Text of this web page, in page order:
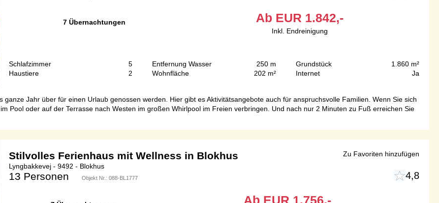
7 Übernachtungen Ab EUR 1.842,-
Inkl. Endreinigung
Schlafzimmer
5
Haustiere
2
Entfernung Wasser
250 m
Wohnfläche
202 m²
Grundstück
1.860 m²
Internet
Ja
Jahr über für einen Urlaub genossen werden. Hier gibt es Aktivitätsangebote auch für anspruchsvolle Familien. Wenn Sie sich
Pool oder auf der Terrasse nach Westen im großen Whirlpool im Freien verbringen. Und nach nur 2 Minuten zu Fuß erreichen Sie
Stilvolles Ferienhaus mit Wellness in Blokhus
Lyngbakkevej - 9492 - Blokhus
13 Personen Objekt Nr.: 088-BL1777 4,8
Ab EUR 1.756,-
Zu Favoriten hinzufügen